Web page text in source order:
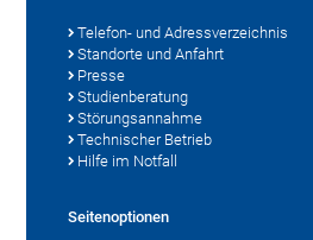
Telefon- und Adressverzeichnis
Standorte und Anfahrt
Presse
Studienberatung
Störungsannahme
Technischer Betrieb
Hilfe im Notfall
Seitenoptionen